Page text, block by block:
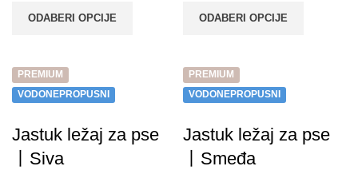
ODABERI OPCIJE ODABERI OPCIJE
PREMIUM
VODONEPROPUSNI
Jastuk ležaj za pse
丨Siva
PREMIUM
VODONEPROPUSNI
Jastuk ležaj za pse
丨Smeđa